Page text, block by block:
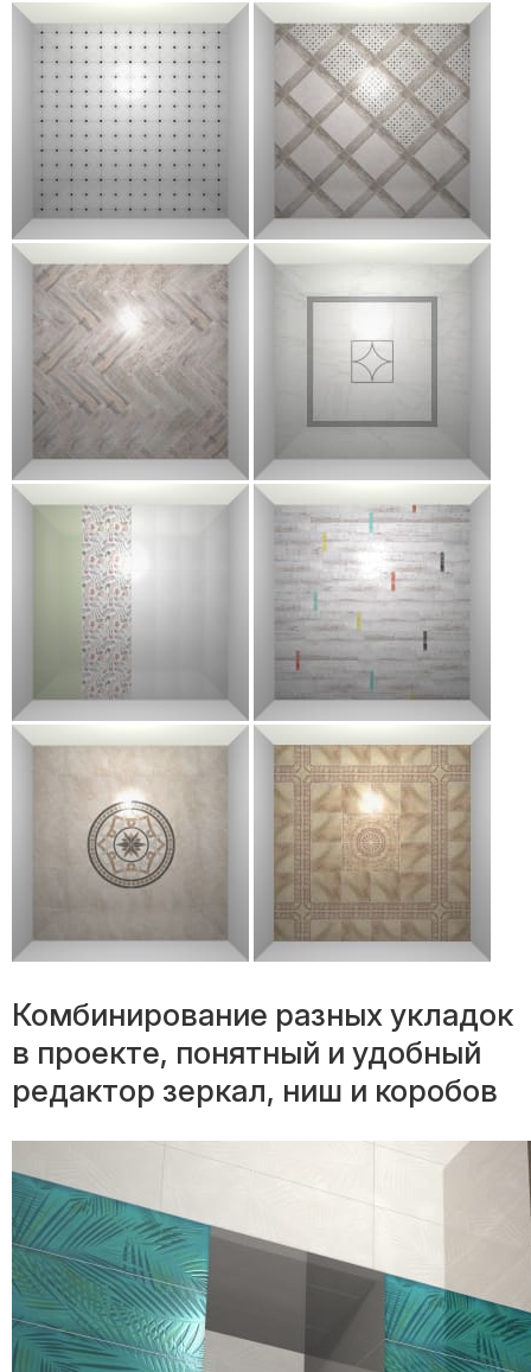
Комбинирование разных укладок
в проекте, понятный и удобный
редактор зеркал, ниш и коробов